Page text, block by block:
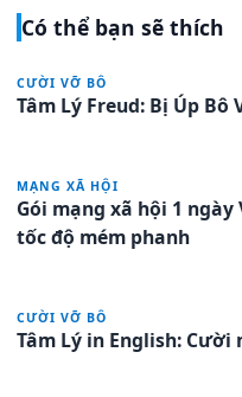
Có thể bạn sẽ thích
CƯỜI VỠ BÔ
Tâm Lý Freud: Bị Úp Bô
MẠNG XÃ HỘI
Gói mạng xã hội 1
tốc độ mém phanh
CƯỜI VỠ BÔ
Tâm Lý in English: